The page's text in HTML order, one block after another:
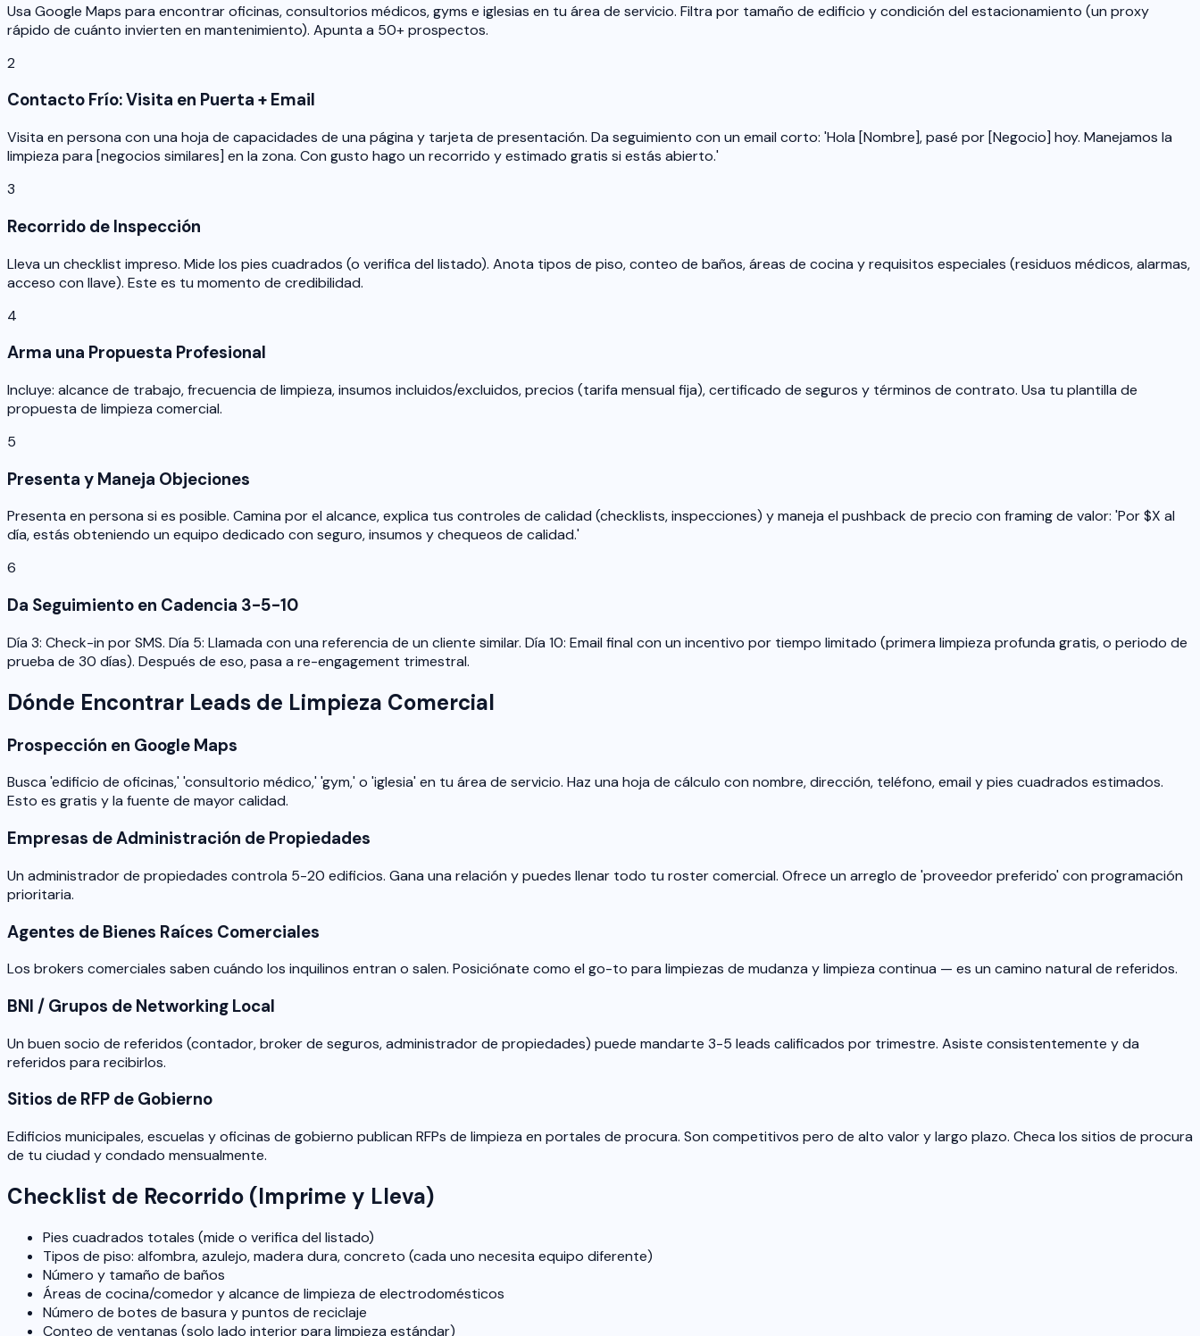
Usa Google Maps para encontrar oficinas, consultorios médicos, gyms e iglesias en tu área de servicio. Filtra por tamaño de edificio y condición del estacionamiento (un proxy
rápido de cuánto invierten en mantenimiento). Apunta a 50+ prospectos.
2
Contacto Frío: Visita en Puerta + Email
Visita en persona con una hoja de capacidades de una página y tarjeta de presentación. Da seguimiento con un email corto: 'Hola [Nombre], pasé por [Negocio] hoy. Manejamos la
limpieza para [negocios similares] en la zona. Con gusto hago un recorrido y estimado gratis si estás abierto.'
3
Recorrido de Inspección
Lleva un checklist impreso. Mide los pies cuadrados (o verifica del listado). Anota tipos de piso, conteo de baños, áreas de cocina y requisitos especiales (residuos médicos, alarmas,
acceso con llave). Este es tu momento de credibilidad.
4
Arma una Propuesta Profesional
Incluye: alcance de trabajo, frecuencia de limpieza, insumos incluidos/excluidos, precios (tarifa mensual fija), certificado de seguros y términos de contrato. Usa tu plantilla de
propuesta de limpieza comercial.
5
Presenta y Maneja Objeciones
Presenta en persona si es posible. Camina por el alcance, explica tus controles de calidad (checklists, inspecciones) y maneja el pushback de precio con framing de valor: 'Por $X al
día, estás obteniendo un equipo dedicado con seguro, insumos y chequeos de calidad.'
6
Da Seguimiento en Cadencia 3-5-10
Día 3: Check-in por SMS. Día 5: Llamada con una referencia de un cliente similar. Día 10: Email final con un incentivo por tiempo limitado (primera limpieza profunda gratis, o periodo de
prueba de 30 días). Después de eso, pasa a re-engagement trimestral.
Dónde Encontrar Leads de Limpieza Comercial
Prospección en Google Maps
Busca 'edificio de oficinas,' 'consultorio médico,' 'gym,' o 'iglesia' en tu área de servicio. Haz una hoja de cálculo con nombre, dirección, teléfono, email y pies cuadrados estimados.
Esto es gratis y la fuente de mayor calidad.
Empresas de Administración de Propiedades
Un administrador de propiedades controla 5-20 edificios. Gana una relación y puedes llenar todo tu roster comercial. Ofrece un arreglo de 'proveedor preferido' con programación
prioritaria.
Agentes de Bienes Raíces Comerciales
Los brokers comerciales saben cuándo los inquilinos entran o salen. Posiciónate como el go-to para limpiezas de mudanza y limpieza continua — es un camino natural de referidos.
BNI / Grupos de Networking Local
Un buen socio de referidos (contador, broker de seguros, administrador de propiedades) puede mandarte 3-5 leads calificados por trimestre. Asiste consistentemente y da
referidos para recibirlos.
Sitios de RFP de Gobierno
Edificios municipales, escuelas y oficinas de gobierno publican RFPs de limpieza en portales de procura. Son competitivos pero de alto valor y largo plazo. Checa los sitios de procura
de tu ciudad y condado mensualmente.
Checklist de Recorrido (Imprime y Lleva)
Pies cuadrados totales (mide o verifica del listado)
Tipos de piso: alfombra, azulejo, madera dura, concreto (cada uno necesita equipo diferente)
Número y tamaño de baños
Áreas de cocina/comedor y alcance de limpieza de electrodomésticos
Número de botes de basura y puntos de reciclaje
Conteo de ventanas (solo lado interior para limpieza estándar)